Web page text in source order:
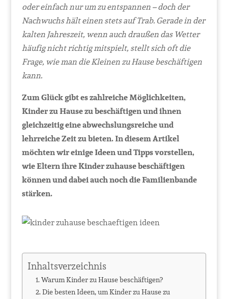
oder einfach nur um zu entspannen – doch der
Nachwuchs hält einen stets auf Trab. Gerade in der
kalten Jahreszeit, wenn auch draußen das Wetter
häufig nicht richtig mitspielt, stellt sich oft die
Frage, wie man die Kleinen zu Hause beschäftigen
kann.
Zum Glück gibt es zahlreiche Möglichkeiten,
Kinder zu Hause zu beschäftigen und ihnen
gleichzeitig eine abwechslungsreiche und
lehrreiche Zeit zu bieten. In diesem Artikel
möchten wir einige Ideen und Tipps vorstellen,
wie Eltern ihre Kinder zuhause beschäftigen
können und dabei auch noch die Familienbande
stärken.
Inhaltsverzeichnis
Warum Kinder zu Hause beschäftigen?
Die besten Ideen, um Kinder zu Hause zu